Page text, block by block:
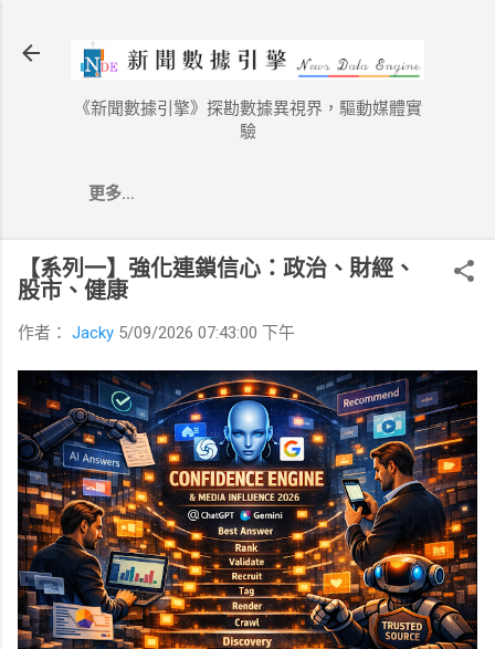
《新聞數據引擎》探勘數據異視界，驅動媒體實
驗
更多…
【系列一】強化連鎖信心：政治、財經、
股市、健康
作者： Jacky 5/09/2026 07:43:00 下午